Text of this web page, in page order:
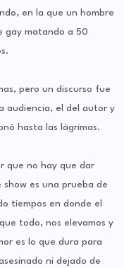
en la que un hombre
gay matando a 50
pero un discurso fue
audiencia, el del autor y
hasta las lágrimas.
que no hay que dar
es una prueba de
tiempos en donde el
todo, nos elevamos y
es lo que dura para
ni dejado de